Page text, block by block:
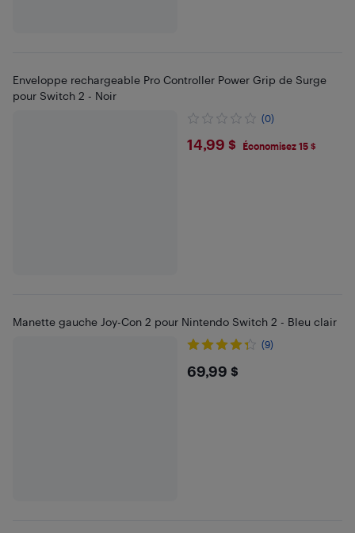
Enveloppe rechargeable Pro Controller Power Grip de Surge
pour Switch 2 - Noir
(0)
$14.99
14,99 $ Économisez 15 $
Manette gauche Joy-Con 2 pour Nintendo Switch 2 - Bleu clair
(9)
$69.99
69,99 $